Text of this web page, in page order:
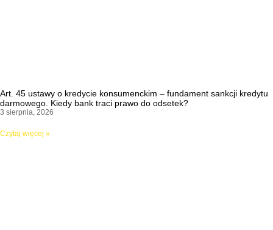
Art. 45 ustawy o kredycie konsumenckim – fundament sankcji kredytu
darmowego. Kiedy bank traci prawo do odsetek?
3 sierpnia, 2026
Czytaj więcej »